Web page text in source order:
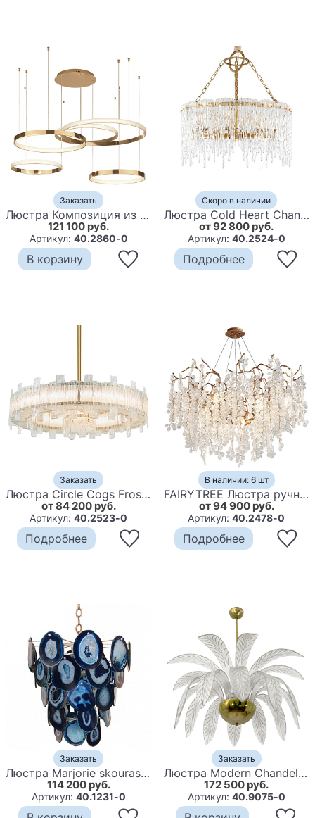
Заказать
Люстра Композиция из колец ORACLE Mahlu 5 Rings Gold
121 100 руб.
Артикул: 40.2860-0
В корзину
Скоро в наличии
Люстра Cold Heart Chandelier
от 92 800 руб.
Артикул: 40.2524-0
Подробнее
Заказать
Люстра Circle Cogs Frosty Glass
от 84 200 руб.
Артикул:40.2523-0
Подробнее
В наличии: 6 шт
FAIRYTREE Люстра ручной работы round
от 94 900 руб.
Артикул:40.2478-0
Подробнее
Заказать
Люстра Marjorie skouras bebe chandelier Agate
114 200 руб.
Артикул: 40.1231-0
Заказать
Люстра Modern Chandelier Palm White Стеклянные Листья Пальмы
172 500 руб.
Артикул: 40.9075-0